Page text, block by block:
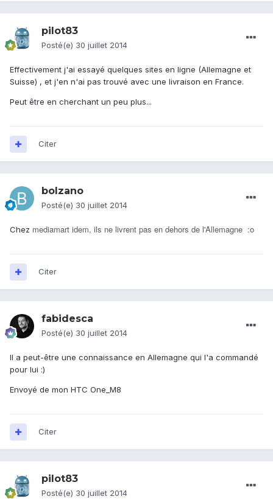
pilot83
Posté(e) 30 juillet 2014
Effectivement j'ai essayé quelques sites en ligne (Allemagne et
Suisse) , et j'en n'ai pas trouvé avec une livraison en France.
Peut être en cherchant un peu plus...
Citer
bolzano
Posté(e) 30 juillet 2014
Chez mediamart idem, ils ne livrent pas en dehors de l'Allemagne :o
Citer
fabidesca
Posté(e) 30 juillet 2014
Il a peut-être une connaissance en Allemagne qui l'a commandé
pour lui :)
Envoyé de mon HTC One_M8
Citer
pilot83
Posté(e) 30 juillet 2014